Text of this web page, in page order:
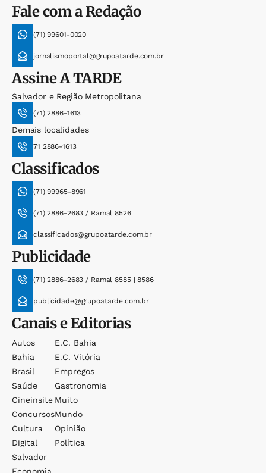
Fale com a Redação
(71) 99601-0020
jornalismoportal@grupoatarde.com.br
AssineA TARDE
Salvador e Região Metropolitana
(71) 2886-1613
Demais localidades
71 2886-1613
Classificados
(71) 99965-8961
(71) 2886-2683 / Ramal 8526
classificados@grupoatarde.com.br
Publicidade
(71) 2886-2683 / Ramal 8585 | 8586
publicidade@grupoatarde.com.br
Canais e Editorias
Autos
Bahia
Brasil
Saúde
Cineinsite
Concursos
Cultura
Digital
Salvador
E.c. Bahia
E.c. Vitória
Empregos
Gastronomia
Muito
Mundo
Opinião
Política